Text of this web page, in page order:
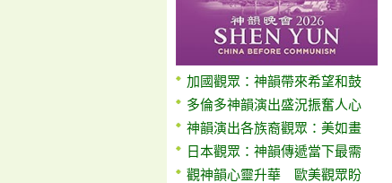
加國觀眾：神韻帶來希望和鼓
多倫多神韻演出盛況振奮人心
神韻演出各族裔觀眾：美如畫
日本觀眾：神韻傳遞當下最需
觀神韻心靈升華 歐美觀眾盼